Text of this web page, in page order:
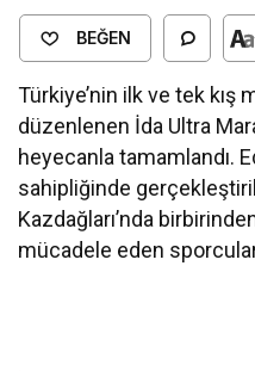
BEĞEN
Türkiye’nin ilk ve tek kış
düzenlenen İda Ultra
heyecanla tamamlandı.
sahipliğinde
Kazdağları’nda
mücadele eden